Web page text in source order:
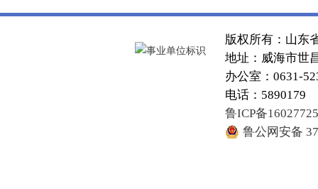
版权所有：山东
地址：威海市世
办公室：0631-
电话：5890179
鲁ICP备
鲁公网安备